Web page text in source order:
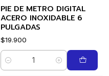
PIE DE METRO DIGITAL
ACERO INOXIDABLE 6
PULGADAS
$19.900
Cantidad